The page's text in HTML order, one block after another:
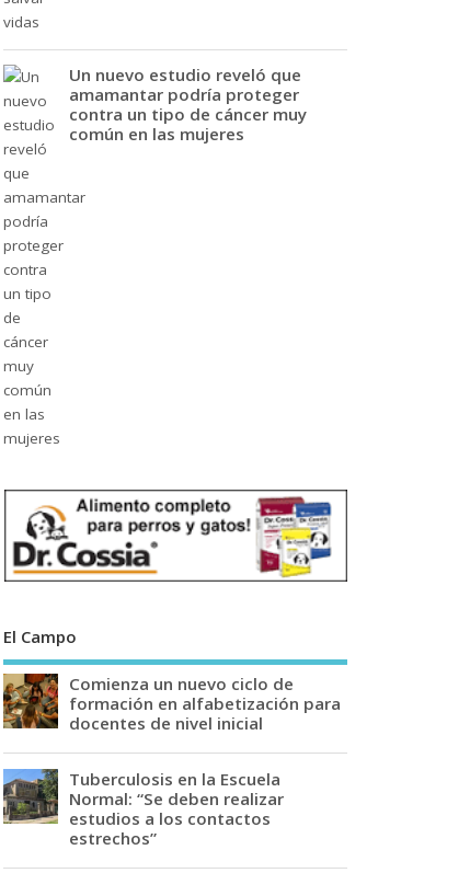
Un nuevo estudio reveló que
amamantar podría proteger
contra un tipo de cáncer muy
común en las mujeres
El Campo
Comienza un nuevo ciclo de
formación en alfabetización para
docentes de nivel inicial
Tuberculosis en la Escuela
Normal: “Se deben realizar
estudios a los contactos
estrechos”